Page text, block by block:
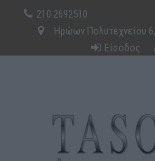
210 2692510
Ηρώων Πολυτεχνείου
Είσοδος